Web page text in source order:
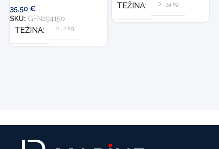
35,50 €
SKU: GFN294150
TEŽINA 0 , 2 kg
TEŽINA 0 , 34 kg